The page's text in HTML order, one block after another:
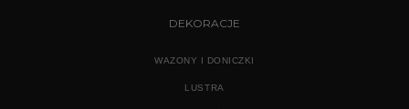
DEKORACJE
WAZONY I DONICZKI
LUSTRA